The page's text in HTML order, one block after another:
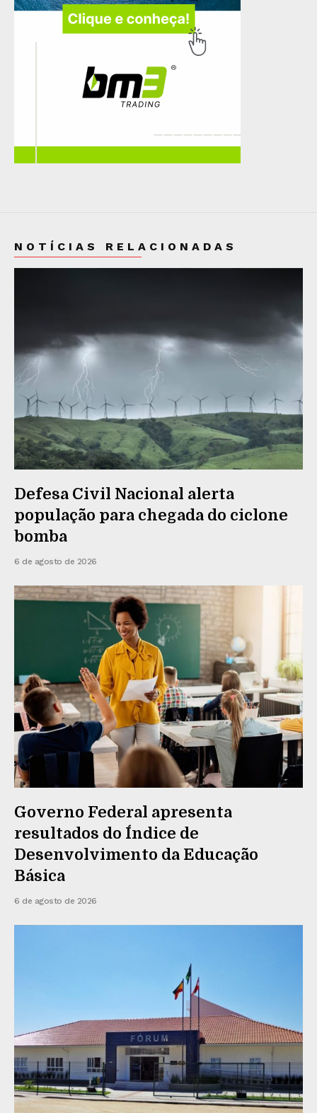
NOTÍCIAS RELACIONADAS
Defesa Civil Nacional alerta
população para chegada do ciclone
bomba
6 de agosto de 2026
Governo Federal apresenta
resultados do Índice de
Desenvolvimento da Educação
Básica
6 de agosto de 2026